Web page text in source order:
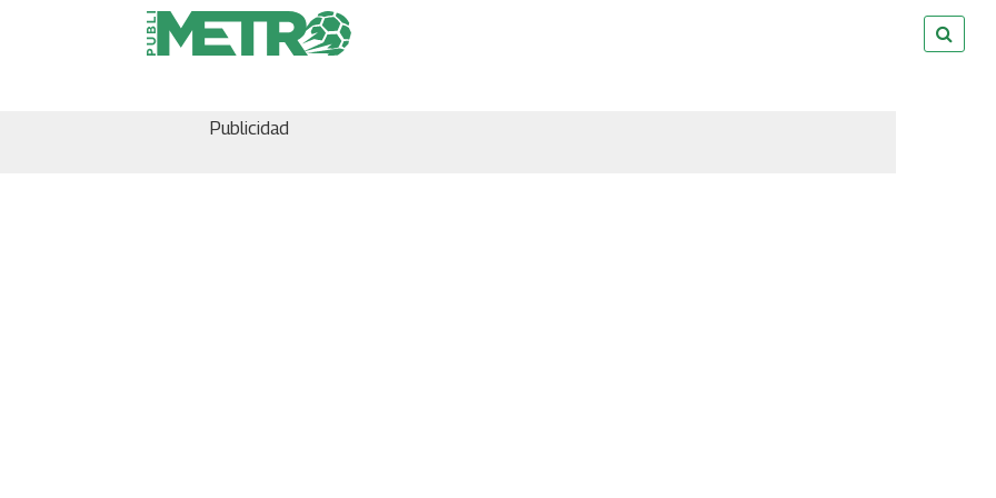
Publicidad